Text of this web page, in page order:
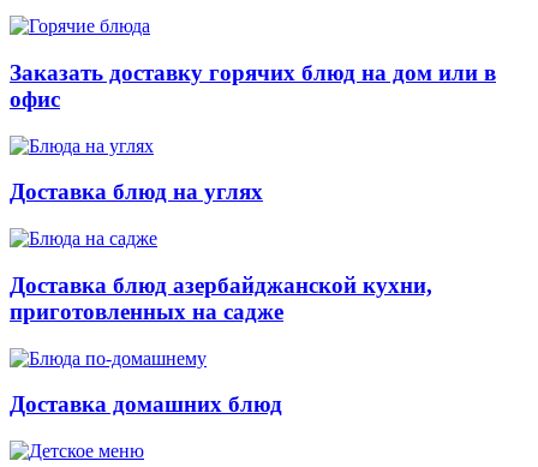
Заказать доставку горячих блюд на дом или в
офис
Доставка блюд на углях
Доставка блюд азербайджанской кухни,
приготовленных на садже
Доставка домашних блюд